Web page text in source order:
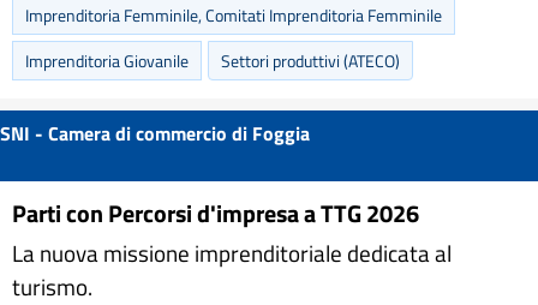
Imprenditoria Femminile, Comitati Imprenditoria Femminile
Imprenditoria Giovanile
Settori produttivi (ATECO)
SNI - Camera di commercio di Foggia
Parti con Percorsi d'impresa a TTG 2026
La nuova missione imprenditoriale dedicata al
turismo.